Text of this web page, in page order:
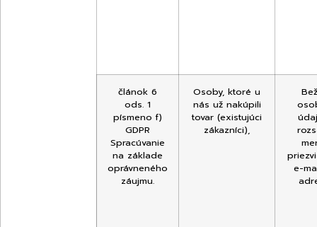
článok 6
ods. 1
písmeno f)
GDPR
Spracúvanie
na základe
oprávneného
záujmu.
Osoby, ktoré u
nás už nakúpili
tovar (existujúci
zákazníci),
e-